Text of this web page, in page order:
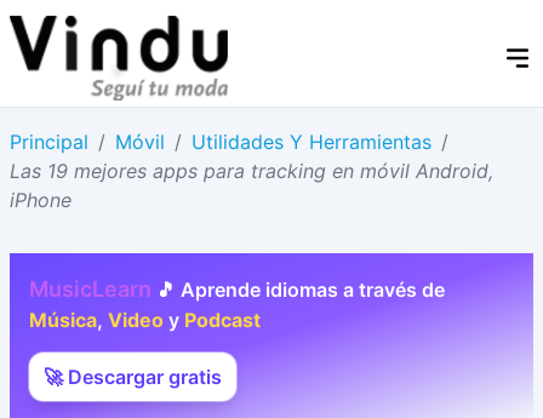
Principal / Móvil / Utilidades Y Herramientas /
Las 19 mejores apps para tracking en móvil Android,
iPhone
MusicLearn 🎵 Aprende idiomas a través de
Música, Video y Podcast
🚀 Descargar gratis